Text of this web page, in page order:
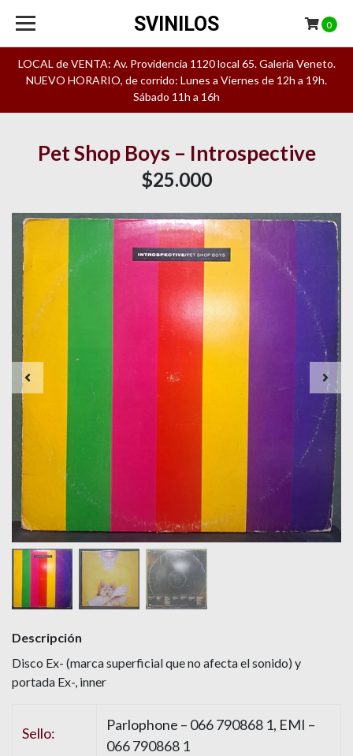
LOCAL de VENTA: Av. Providencia 1120 local 65. Galeria Veneto.
NUEVO HORARIO, de corrido: Lunes a Viernes de 12h a 19h.
Sábado 11h a 16h
SVINILOS 0
Pet Shop Boys – Introspective
$25.000
Descripción
Disco Ex- (marca superficial que no afecta el sonido) y
portada Ex-, inner
Sello:
Parlophone – 066 790868 1, EMI –
066 790868 1